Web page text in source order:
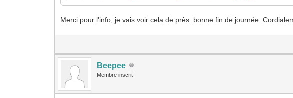
Merci pour l'info, je vais voir cela de près. bonne fin de journée.
Beepee
Membre inscrit